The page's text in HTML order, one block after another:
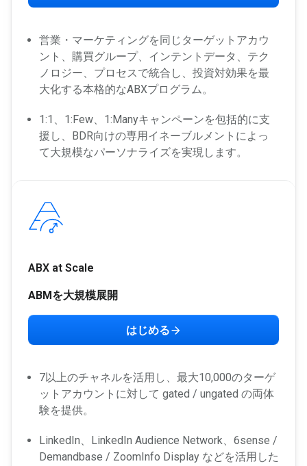
営業・マーケティングを同じターゲットアカウ
ント、購買グループ、インテントデータ、テク
ノロジー、プロセスで統合し、投資対効果を最
大化する本格的なABXプログラム。
1:1、1:Few、1:Manyキャンペーンを包括的に支
援し、BDR向けの専用イネーブルメントによっ
て大規模なパーソナライズを実現します。
ABX at Scale
ABMを大規模展開
はじめる
7以上のチャネルを活用し、最大10,000のターゲ
ットアカウントに対して gated / ungated の両体
験を提供。
LinkedIn、LinkedIn Audience Network、6sense /
Demandbase / ZoomInfo Display などを活用した